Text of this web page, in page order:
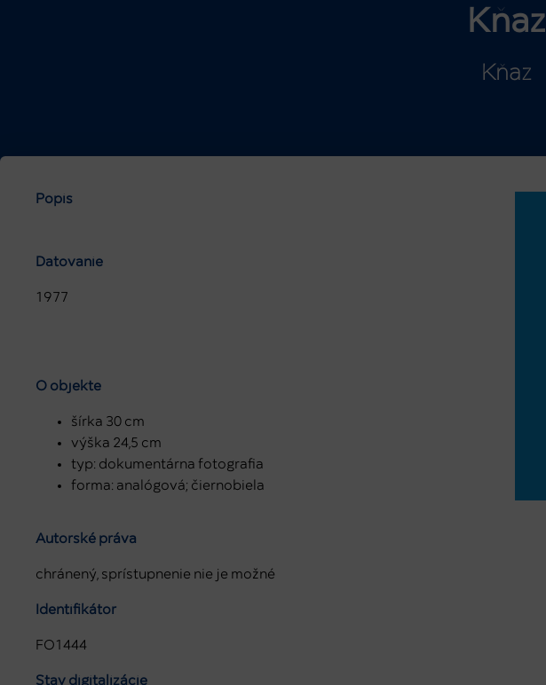
Kňaz
Kňaz
Popis
Datovanie
1977
O objekte
šírka 30 cm
výška 24,5 cm
typ: dokumentárna fotografia
forma: analógová; čiernobiela
Autorské práva
chránený, sprístupnenie nie je možné
Identifikátor
FO1444
Stav digitalizácie